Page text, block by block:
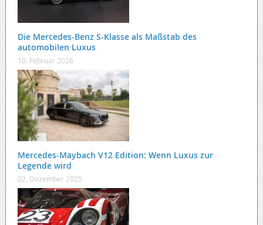
Die Mercedes-Benz S-Klasse als Maßstab des
automobilen Luxus
10. Februar 2026
Mercedes-Maybach V12 Edition: Wenn Luxus zur
Legende wird
02. Dezember 2025